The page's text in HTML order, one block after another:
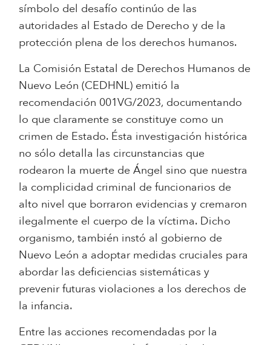
símbolo del desafío continúo de las
autoridades al Estado de Derecho y de la
protección plena de los derechos humanos.
La Comisión Estatal de Derechos Humanos de
Nuevo León (CEDHNL) emitió la
recomendación 001VG/2023, documentando
lo que claramente se constituye como un
crimen de Estado. Ésta investigación histórica
no sólo detalla las circunstancias que
rodearon la muerte de Ángel sino que nuestra
la complicidad criminal de funcionarios de
alto nivel que borraron evidencias y cremaron
ilegalmente el cuerpo de la víctima. Dicho
organismo, también instó al gobierno de
Nuevo León a adoptar medidas cruciales para
abordar las deficiencias sistemáticas y
prevenir futuras violaciones a los derechos de
la infancia.
Entre las acciones recomendadas por la